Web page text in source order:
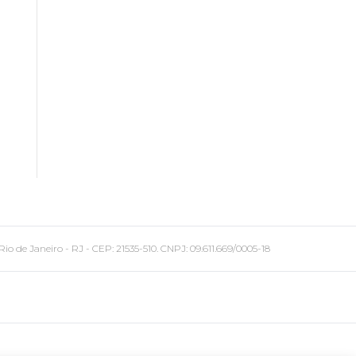
Janeiro - RJ - CEP: 21535-510. CNPJ: 09.611.669/0005-18